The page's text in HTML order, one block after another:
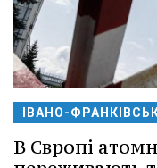
ІВАНО-
В Європі